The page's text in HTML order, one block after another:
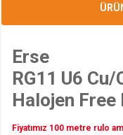
Erse
RG11 U6 Cu/
Halojen
Fiyatımız 100 metre rulo